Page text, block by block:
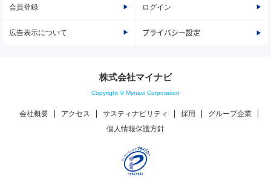
会員登録 ログイン
広告表示について プライバシー設定
株式会社マイナビ
Copyright © Mynavi Corporation
会社概要 アクセス サスティナビリティ 採用
グループ企業
個人情報保護方針